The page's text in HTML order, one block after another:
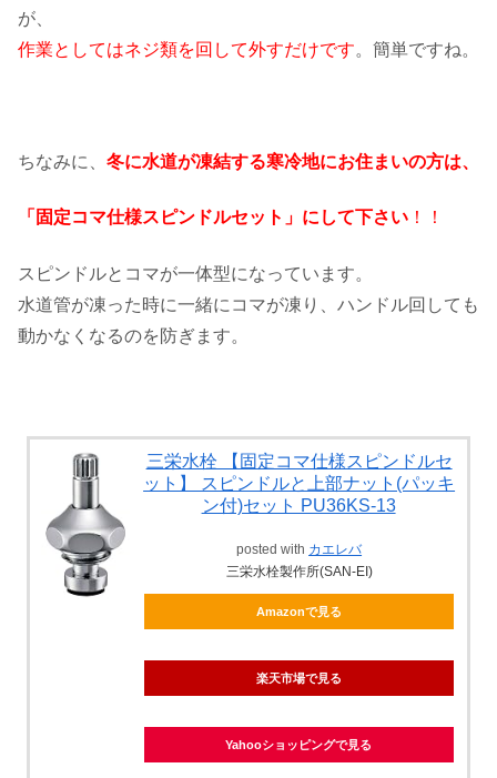
が、
作業としてはネジ類を回して外すだけです。簡単ですね。
ちなみに、 冬に水道が凍結する寒冷地にお住まいの方は、
「固定コマ仕様スピンドルセット」にして下さい ！！
スピンドルとコマが一体型になっています。
水道管が凍った時に一緒にコマが凍り、ハンドル回しても
動かなくなるのを防ぎます。
三栄水栓 【固定コマ仕様スピンドルセ
ット】 スピンドルと上部ナット(パッキ
ン付)セット PU36KS-13
posted with カエレバ
三栄水栓製作所(SAN-EI)
Amazonで見る
楽天市場で見る
Yahooショッピングで見る